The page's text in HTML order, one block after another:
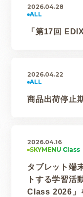
2026.04.28
「第17回
2026.04.22
商品出荷停止
2026.04.16
タブレット端
トする学習活
Class 2026」